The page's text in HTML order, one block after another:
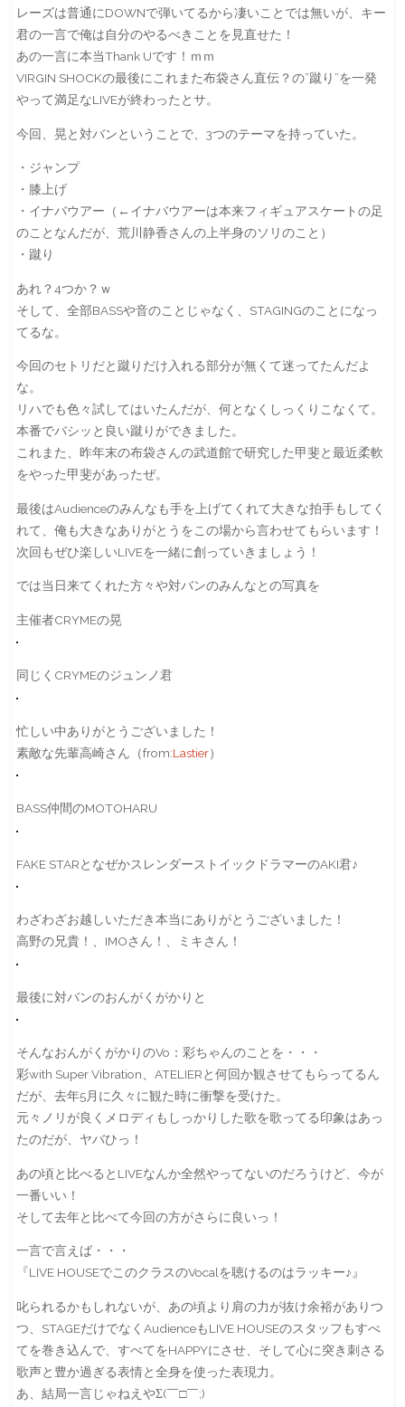
レーズは普通にDOWNで弾いてるから凄いことでは無いが、キー
君の一言で俺は自分のやるべきことを見直せた！
あの一言に本当Thank Uです！ｍｍ
VIRGIN SHOCKの最後にこれまた布袋さん直伝？の”蹴り”を一発
やって満足なLIVEが終わったとサ。
今回、晃と対バンということで、3つのテーマを持っていた。
・ジャンプ
・膝上げ
・イナバウアー（←イナバウアーは本来フィギュアスケートの足
のことなんだが、荒川静香さんの上半身のソリのこと）
・蹴り
あれ？4つか？ｗ
そして、全部BASSや音のことじゃなく、STAGINGのことになっ
てるな。
今回のセトリだと蹴りだけ入れる部分が無くて迷ってたんだよ
な。
リハでも色々試してはいたんだが、何となくしっくりこなくて。
本番でバシッと良い蹴りができました。
これまた、昨年末の布袋さんの武道館で研究した甲斐と最近柔軟
をやった甲斐があったぜ。
最後はAudienceのみんなも手を上げてくれて大きな拍手もしてく
れて、俺も大きなありがとうをこの場から言わせてもらいます！
次回もぜひ楽しいLIVEを一緒に創っていきましょう！
では当日来てくれた方々や対バンのみんなとの写真を
主催者CRYMEの晃
同じくCRYMEのジュンノ君
忙しい中ありがとうございました！
素敵な先輩高崎さん（from:Lastier）
BASS仲間のMOTOHARU
FAKE STARとなぜかスレンダーストイックドラマーのAKI君♪
わざわざお越しいただき本当にありがとうございました！
高野の兄貴！、IMOさん！、ミキさん！
最後に対バンのおんがくがかりと
そんなおんがくがかりのVo：彩ちゃんのことを・・・
彩with Super Vibration、ATELIERと何回か観させてもらってるん
だが、去年5月に久々に観た時に衝撃を受けた。
元々ノリが良くメロディもしっかりした歌を歌ってる印象はあっ
たのだが、ヤバひっ！
あの頃と比べるとLIVEなんか全然やってないのだろうけど、今が
一番いい！
そして去年と比べて今回の方がさらに良いっ！
一言で言えば・・・
『LIVE HOUSEでこのクラスのVocalを聴けるのはラッキー♪』
叱られるかもしれないが、あの頃より肩の力が抜け余裕がありつ
つ、STAGEだけでなくAudienceもLIVE HOUSEのスタッフもすべ
てを巻き込んで、すべてをHAPPYにさせ、そして心に突き刺さる
歌声と豊か過ぎる表情と全身を使った表現力。
あ、結局一言じゃねえやΣ(￣□￣;)